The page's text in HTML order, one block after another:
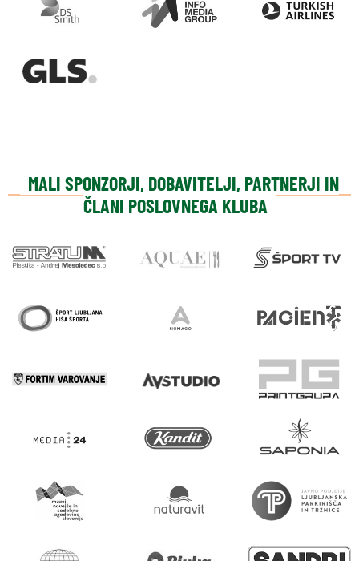
MALI SPONZORJI, DOBAVITELJI, PARTNERJI IN
ČLANI POSLOVNEGA KLUBA